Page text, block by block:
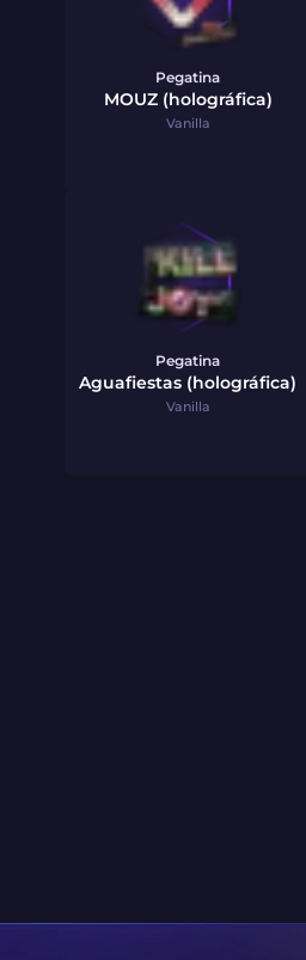
Pegatina
MOUZ (holográfica)
Vanilla
Pegatina
Aguafiestas (holográfica)
Vanilla